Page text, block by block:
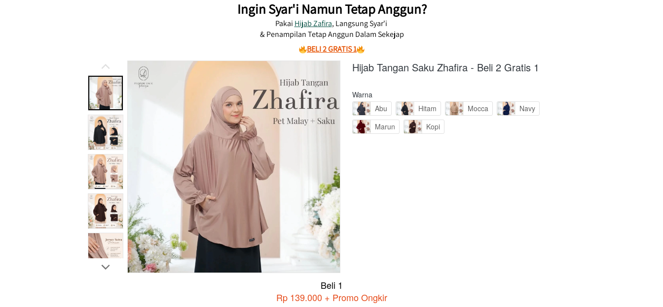
Ingin Syar'i Namun Tetap Anggun?
Pakai Hijab Zafira, Langsung Syar'i
& Penampilan Tetap Anggun Dalam Sekejap
BELI 2 GRATIS 1
Hijab Tangan Saku Zhafira - Beli 2 Gratis 1
Warna
Abu
Hitam Mocca
Navy
Marun
Kopi
Beli 1
Rp 139.000 + Promo Ongkir